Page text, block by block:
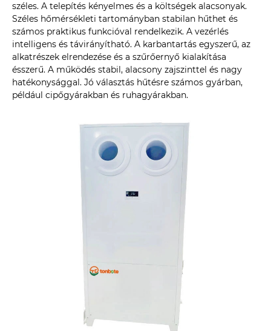
széles. A telepítés kényelmes és a költségek alacsonyak.
Széles hőmérsékleti tartományban stabilan hűthet és
számos praktikus funkcióval rendelkezik. A vezérlés
intelligens és távirányítható. A karbantartás egyszerű, az
alkatrészek elrendezése és a szűrőernyő kialakítása
ésszerű. A működés stabil, alacsony zajszinttel és nagy
hatékonysággal. Jó választás hűtésre számos gyárban,
például cipőgyárakban és ruhagyárakban.